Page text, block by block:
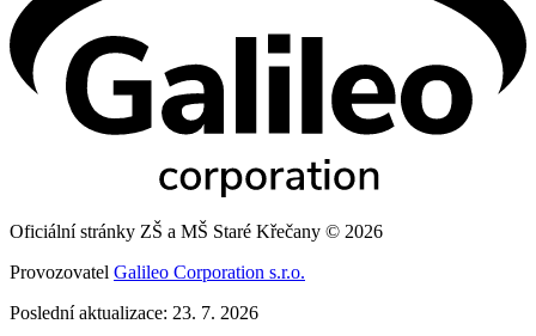
Oficiální stránky ZŠ a MŠ Staré Křečany © 2026
Provozovatel Galileo Corporation s.r.o.
Poslední aktualizace: 23. 7. 2026